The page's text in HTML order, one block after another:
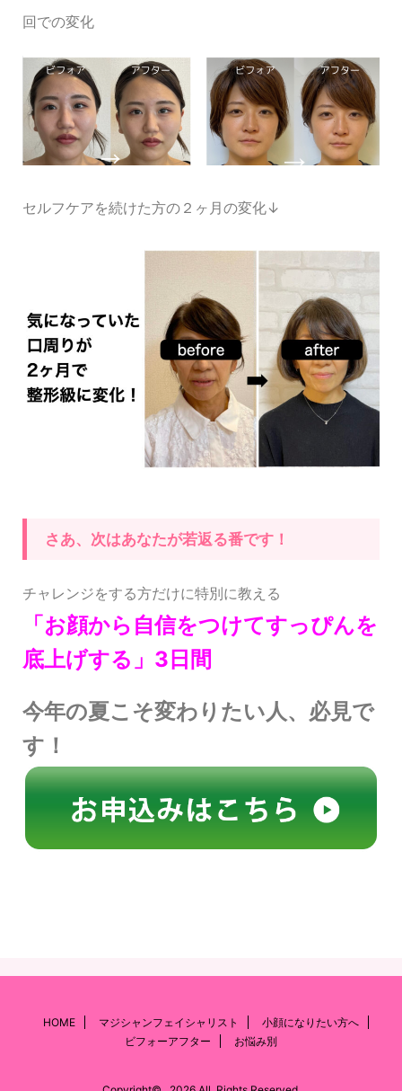
回での変化
セルフケアを続けた方の２ヶ月の変化↓
さあ、次はあなたが若返る番です！
チャレンジをする方だけに特別に教える
「お顔から自信をつけてすっぴんを
底上げする」3日間
今年の夏こそ変わりたい人、必見で
す！
HOME マジシャンフェイシャリスト
小顔になりたい方へ
ビフォーアフター
お悩み別